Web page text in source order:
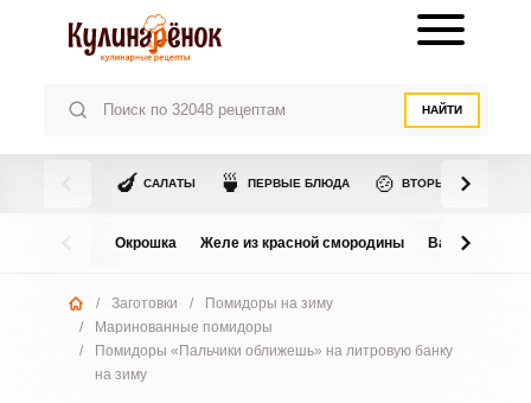
НАЙТИ
🍆 САЛАТЫ 🍵 ПЕРВЫЕ БЛЮДА 🍲 ВТОРЫЕ БЛЮДА
Окрошка Желе из красной смородины Варенье из
/ Заготовки /
Помидоры на зиму
/
Маринованные помидоры
/
Помидоры «Пальчики оближешь» на литровую банку
на зиму